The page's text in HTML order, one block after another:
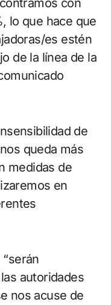
con
lo que hace que
es estén
de la línea de la
de
queda más
medidas de
en
autoridades
nos acuse de